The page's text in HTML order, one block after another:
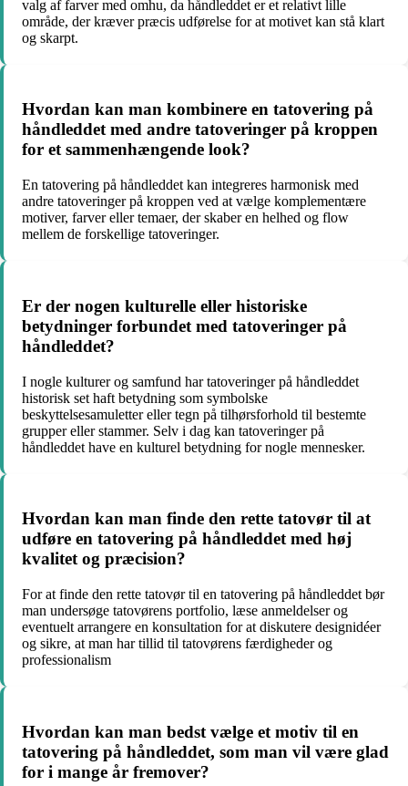
valg af farver med omhu, da håndleddet er et relativt lille
område, der kræver præcis udførelse for at motivet kan stå klart
og skarpt.
Hvordan kan man kombinere en tatovering på
håndleddet med andre tatoveringer på kroppen
for et sammenhængende look?
En tatovering på håndleddet kan integreres harmonisk med
andre tatoveringer på kroppen ved at vælge komplementære
motiver, farver eller temaer, der skaber en helhed og flow
mellem de forskellige tatoveringer.
Er der nogen kulturelle eller historiske
betydninger forbundet med tatoveringer på
håndleddet?
I nogle kulturer og samfund har tatoveringer på håndleddet
historisk set haft betydning som symbolske
beskyttelsesamuletter eller tegn på tilhørsforhold til bestemte
grupper eller stammer. Selv i dag kan tatoveringer på
håndleddet have en kulturel betydning for nogle mennesker.
Hvordan kan man finde den rette tatovør til at
udføre en tatovering på håndleddet med høj
kvalitet og præcision?
For at finde den rette tatovør til en tatovering på håndleddet bør
man undersøge tatovørens portfolio, læse anmeldelser og
eventuelt arrangere en konsultation for at diskutere designidéer
og sikre, at man har tillid til tatovørens færdigheder og
professionalism
Hvordan kan man bedst vælge et motiv til en
tatovering på håndleddet, som man vil være glad
for i mange år fremover?